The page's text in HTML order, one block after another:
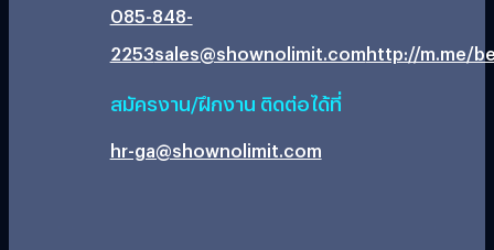
085-848-
2253sales@shownolimit.comhttp://m.me/
สมัครงาน/ฝึกงาน ติดต่อได้ที่
hr-ga@shownolimit.com